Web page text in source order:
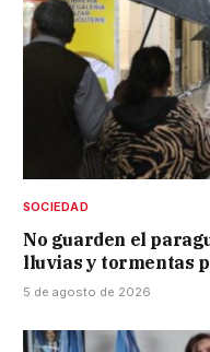
SOCIEDAD
No guarden el
lluvias y tormentas
5 de agosto de 2026